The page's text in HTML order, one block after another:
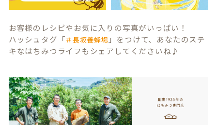
お客様のレシピやお気に入りの写真がいっぱい！
ハッシュタグ「＃長坂養蜂場 」をつけて、あなたのステ
キなはちみつライフもシェアしてくださいね♪